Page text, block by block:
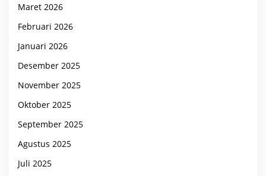
Maret 2026
Februari 2026
Januari 2026
Desember 2025
November 2025
Oktober 2025
September 2025
Agustus 2025
Juli 2025